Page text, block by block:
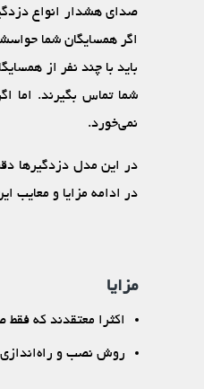
صدای هشدار انواع
اگر همسایگان شما
باید با چند نفر از
شما تماس بگیرند. اما
نمی‌خورد.
در این مدل دزدگیرها
در ادامه مزایا و معایب
مزایا
اکثرا معتقدند که فقط
روش نصب و راه‌اندازی